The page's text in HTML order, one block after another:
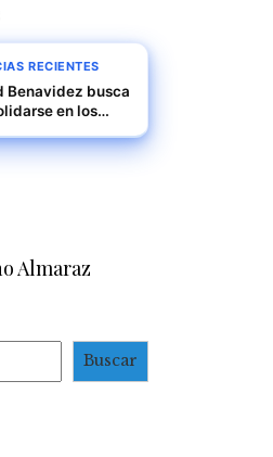
RECIENTES
Benavidez busca
en los
espera su
Almaraz
Buscar